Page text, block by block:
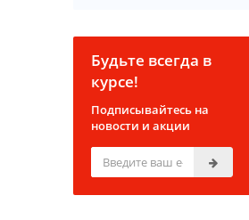
Будьте всегда в
курсе!
Подписывайтесь на
новости и акции